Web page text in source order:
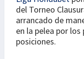
del Torneo
arrancado de
en la pelea por
posiciones.